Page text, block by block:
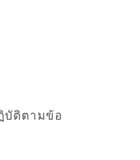
บัติตามข้อ